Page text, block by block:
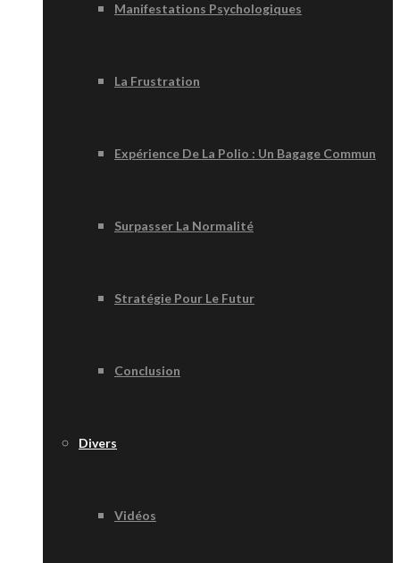
Manifestations Psychologiques
La Frustration
Expérience De La Polio : Un Bagage Commun
Surpasser La Normalité
Stratégie Pour Le Futur
Conclusion
Divers
Vidéos